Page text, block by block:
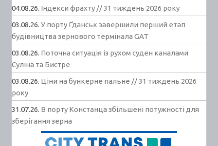
04.08.26. Індекси фрахту // 31 тиждень 2026 року
03.08.26. У порту Ґданськ завершили перший етап
будівництва зернового термінала GAT
03.08.26. Поточна ситуація із рухом суден каналами
Суліна та Бистре
03.08.26. Ціни на бункерне пальне // 31 тиждень 2026
року
31.07.26. В порту Констанца збільшені потужності для
зберігання зерна